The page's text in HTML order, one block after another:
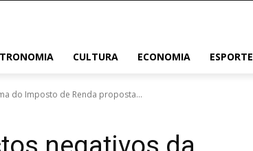
CULTURA ECONOMIA ESPORTE
do Imposto de Renda proposta...